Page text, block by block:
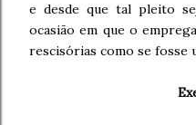
e desde que tal pleito
ocasião em que o
rescisórias como se fosse